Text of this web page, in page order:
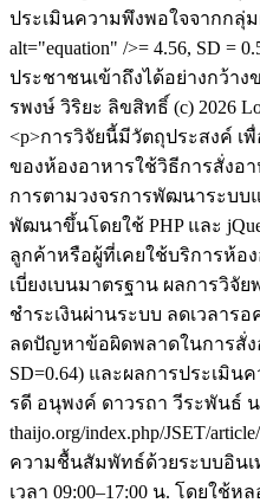
ประเมินความพึงพอใจจากกลุ่ม
alt="equation" />= 4.56, SD
ประชาชนเข้าถึงได้อย่างกว้า
รพงษ์ วิริยะ ลิขสิทธิ์ (c) 2026
<p>การวิจัยนี้มีวัตถุประสงค์
ของห้องอาหารใช้วิธีการสั่งอ
การตามวงจรการพัฒนาระบบ
พัฒนาขึ้นโดยใช้ PHP และ
ลูกค้าหรือผู้ที่เคยใช้บริการห้อ
เบี่ยงเบนมาตรฐาน ผลการวิ
ชำระเงินผ่านระบบ ลดเวลาร
ลดปัญหาข้อผิดพลาดในการสั่งอา
SD=0.64) และผลการประเมินค
รดี อนุพงค์ ดาวรถา วีระพันธ์
thaijo.org/index.php/JSET/
ความชื้นสัมพัทธ์ด้วยระบบอินเ
เวลา 09:00–17:00 น. โดยใ